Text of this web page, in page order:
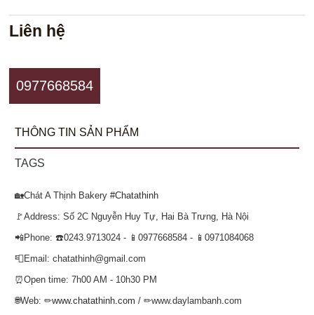
Liên hệ
0977668584
THÔNG TIN SẢN PHẨM
TAGS
🏡Chát A Thịnh Bakery#Chatathinh
🚩Address: Số 2C Nguyễn Huy Tự, Hai Bà Trưng, Hà Nội
📲Phone: ☎️0243.9713024 - 📱0977668584 - 📱0971084068
📮Email: chatathinh@gmail.com
⏰Open time: 7h00 AM - 10h30 PM
🌐Web: ✏www.chatathinh.com / ✏www.daylambanh.com